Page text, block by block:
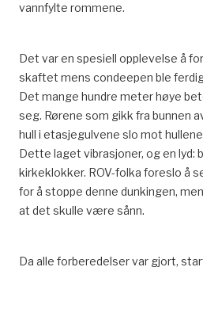
vannfylte rommene.
Det var en spesiell opplevelse å
skaftet mens condeepen ble
Det mange hundre meter høye
seg. Rørene som gikk fra bunnen
hull i etasjegulvene slo mot
Dette laget vibrasjoner, og en lyd:
kirkeklokker. ROV-folka foreslo å
for å stoppe denne dunkingen,
at det skulle være sånn.
Da alle forberedelser var gjort,